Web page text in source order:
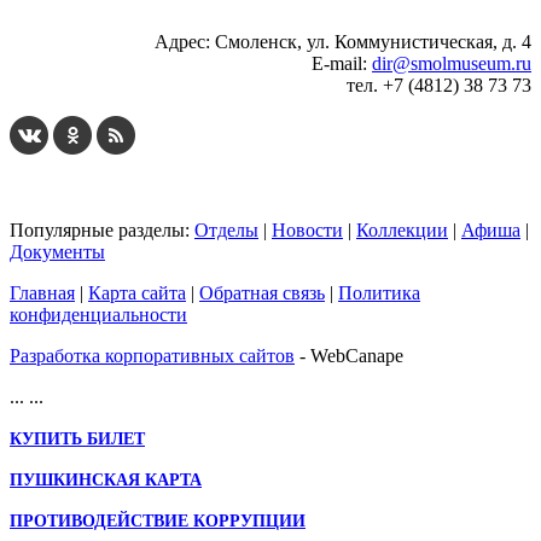
Адрес: Смоленск, ул. Коммунистическая, д. 4
E-mail: dir@smolmuseum.ru
тел. +7 (4812) 38 73 73
Популярные разделы: Отделы | Новости | Коллекции | Афиша |
Документы
Главная | Карта сайта | Обратная связь | Политика
конфиденциальности
Разработка корпоративных сайтов - WebCanape
... ...
КУПИТЬ БИЛЕТ
ПУШКИНСКАЯ КАРТА
ПРОТИВОДЕЙСТВИЕ КОРРУПЦИИ